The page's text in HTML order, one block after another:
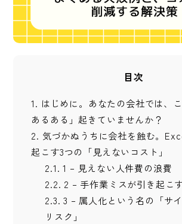
目次
1. はじめに。あなたの会社では、
あるある」起きていませんか？
2. 気づかぬうちに会社を蝕む。
起こす3つの「見えないコスト」
2.1. 1 – 見えない人件費の浪費
2.2. 2 – 手作業ミスが引き起こ
2.3. 3 – 属人化という名の「サ
リスク」